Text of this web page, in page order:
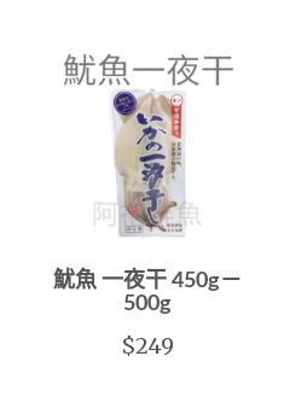
魷魚 一夜干 450g－
500g
$249